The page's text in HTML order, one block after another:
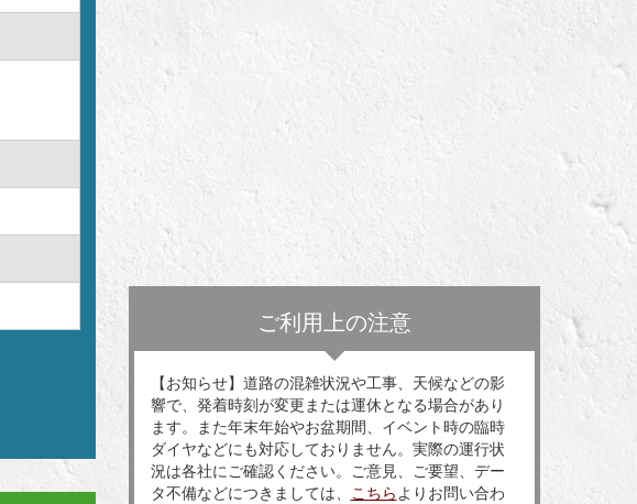
ご利用上の注意
【お知らせ】道路の混雑状況や工事、天候などの影
響で、発着時刻が変更または運休となる場合があり
ます。また年末年始やお盆期間、イベント時の臨時
ダイヤなどにも対応しておりません。実際の運行状
況は各社にご確認ください。ご意見、ご要望、デー
タ不備などにつきましては、
こちら よりお問い合わ